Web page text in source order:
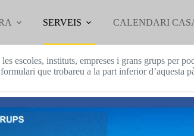
SERVEIS CALENDARI
escoles, instituts, empreses i grans grups per
que trobareu a la part inferior d’aquesta